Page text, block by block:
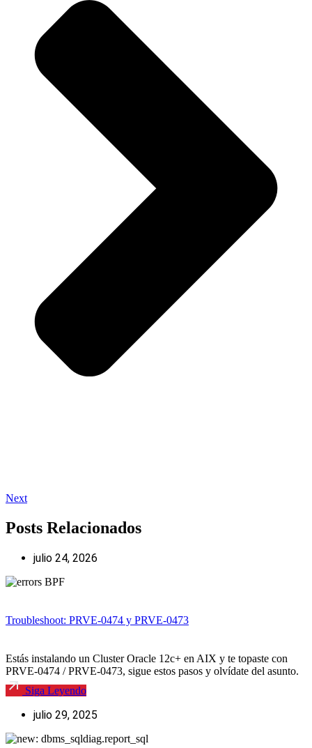
Next
Posts Relacionados
julio 24, 2026
Troubleshoot: PRVE-0474 y PRVE-0473
Estás instalando un Cluster Oracle 12c+ en AIX y te topaste con
PRVE-0474 / PRVE-0473, sigue estos pasos y olvídate del asunto.
Siga Leyendo
julio 29, 2025